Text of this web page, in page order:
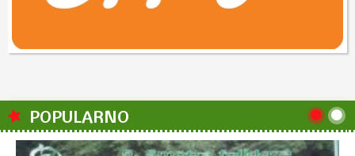
POPULARNO